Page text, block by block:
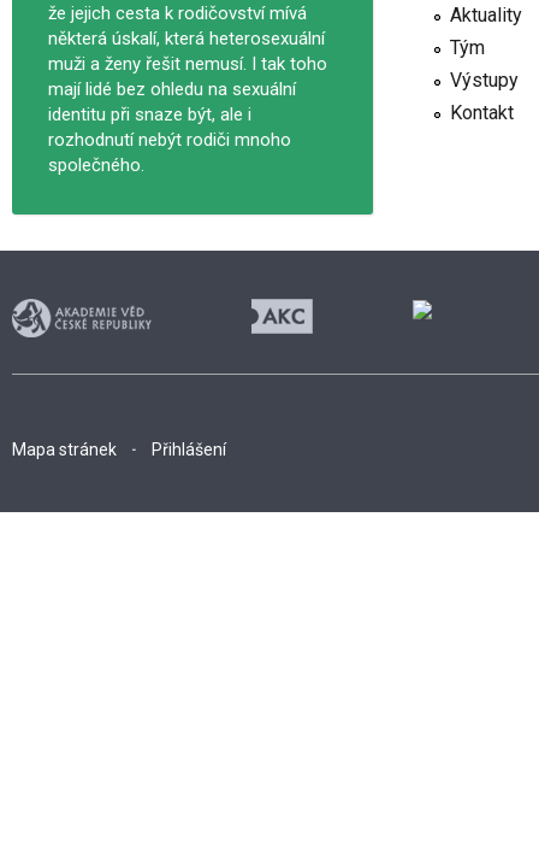
Aktuality
Tým
Výstupy
Kontakt
že jejich cesta k rodičovství mívá
některá úskalí, která heterosexuální
muži a ženy řešit nemusí. I tak toho
mají lidé bez ohledu na sexuální
identitu při snaze být, ale i
rozhodnutí nebýt rodiči mnoho
společného.
Mapa stránek Přihlášení